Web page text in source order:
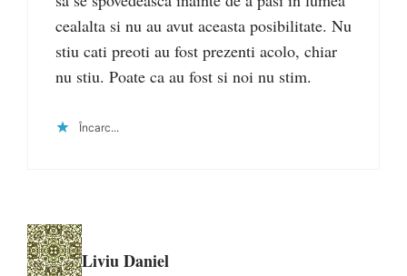
cealalta si nu au avut aceasta posibilitate. Nu
stiu cati preoti au fost prezenti acolo, chiar
nu stiu. Poate ca au fost si noi nu stim.
Încarc...
Liviu Daniel